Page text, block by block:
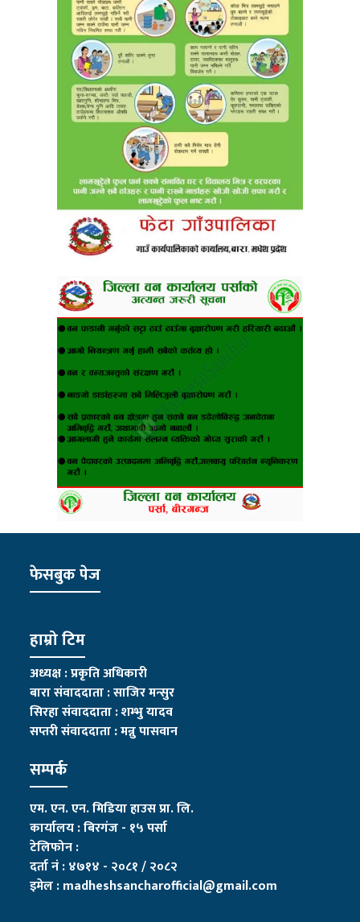
फेसबुक पेज
हाम्रो टिम
अध्यक्ष : प्रकृति अधिकारी
बारा संवाददाता : साजिर मन्सुर
सिरहा संवाददाता : शम्भु यादव
सप्तरी संवाददाता:मन्नु पासवान
सम्पर्क
एम. एन. एन. मिडिया हाउस प्रा. लि.
कार्यालय : बिरगंज - १५ पर्सा
टेलिफोन :
दर्ता नं : ४७१४ - २०८१ / २०८२
इमेल :madheshsancharofficial@gmail.com